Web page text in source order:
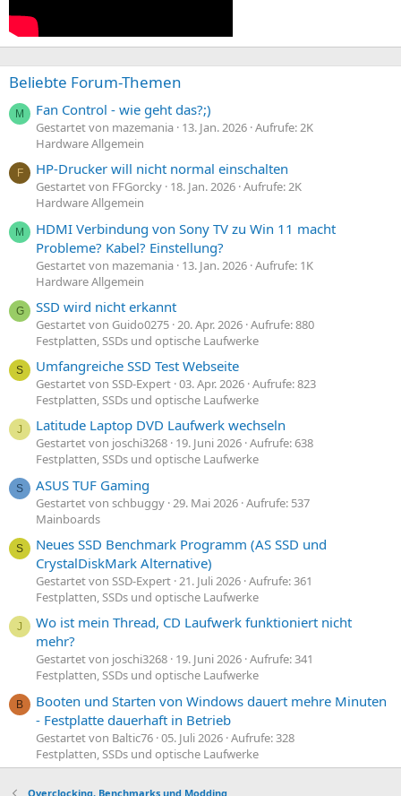
Beliebte Forum-Themen
M Fan Control - wie geht das?;)
Gestartet von mazemania 13. Jan. 2026 Aufrufe: 2K
Hardware Allgemein
F HP-Drucker will nicht normal einschalten
Gestartet von FFGorcky 18. Jan. 2026 Aufrufe: 2K
Hardware Allgemein
M
HDMI Verbindung von Sony TV zu Win 11 macht
Probleme? Kabel? Einstellung?
Gestartet von mazemania 13. Jan. 2026 Aufrufe: 1K
Hardware Allgemein
G SSD wird nicht erkannt
Gestartet von Guido0275 20. Apr. 2026 Aufrufe: 880
Festplatten, SSDs und optische Laufwerke
S Umfangreiche SSD Test Webseite
Gestartet von SSD-Expert 03. Apr. 2026 Aufrufe: 823
Festplatten, SSDs und optische Laufwerke
J Latitude Laptop DVD Laufwerk wechseln
Gestartet von joschi3268 19. Juni 2026 Aufrufe: 638
Festplatten, SSDs und optische Laufwerke
S ASUS TUF Gaming
Gestartet von schbuggy 29. Mai 2026 Aufrufe: 537
Mainboards
S
Neues SSD Benchmark Programm (AS SSD und
CrystalDiskMark Alternative)
Gestartet von SSD-Expert 21. Juli 2026 Aufrufe: 361
Festplatten, SSDs und optische Laufwerke
J
Wo ist mein Thread, CD Laufwerk funktioniert nicht
mehr?
Gestartet von joschi3268 19. Juni 2026 Aufrufe: 341
Festplatten, SSDs und optische Laufwerke
B
Booten und Starten von Windows dauert mehre Minuten
- Festplatte dauerhaft in Betrieb
Gestartet von Baltic76 05. Juli 2026 Aufrufe: 328
Festplatten, SSDs und optische Laufwerke
Overclocking, Benchmarks und Modding